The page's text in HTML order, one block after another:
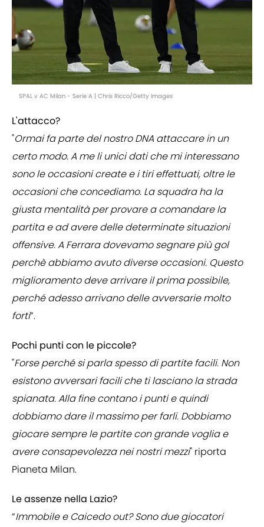
SPAL v AC Milan - Serie A | Chris Ricco/Getty Images
L'attacco?
"Ormai fa parte del nostro DNA attaccare in un
certo modo. A me li unici dati che mi interessano
sono le occasioni create e i tiri effettuati, oltre le
occasioni che concediamo. La squadra ha la
giusta mentalità per provare a comandare la
partita e ad avere delle determinate situazioni
offensive. A Ferrara dovevamo segnare più gol
perchè abbiamo avuto diverse occasioni. Questo
miglioramento deve arrivare il prima possibile,
perché adesso arrivano delle avversarie molto
forti”.
Pochi punti con le piccole?
"Forse perché si parla spesso di partite facili. Non
esistono avversari facili che ti lasciano la strada
spianata. Alla fine contano i punti e quindi
dobbiamo dare il massimo per farli. Dobbiamo
giocare sempre le partite con grande voglia e
avere consapevolezza nei nostri mezzi" riporta
Pianeta Milan.
Le assenze nella Lazio?
“Immobile e Caicedo out? Sono due giocatori